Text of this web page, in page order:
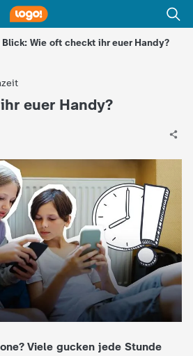
Wie oft checkt ihr euer Handy?
euer Handy?
Viele gucken jede Stunde